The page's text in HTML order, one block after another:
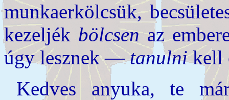
munkaerkölcsük,
kezeljék bölcsenaz
úgy lesznek —tanulnikell
Kedves anyuka, te